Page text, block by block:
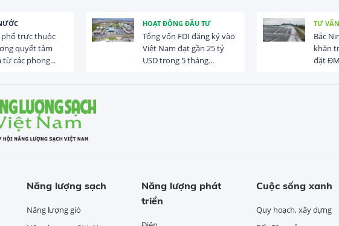
HOẠT ĐỘNG ĐẦU TƯ
Tổng vốn FDI đăng ký vào
Việt Nam đạt gần 25 tỷ
USD trong 5 tháng...
TƯ VẤN - CHỈ DẪN
Bắc Ninh: Tháo gỡ khó
khăn trong triển khai lắp
đặt ĐMTAM trong...
Năng lượng sạch
Năng lượng gió
Năng lượng phát
triển
Cuộc sống xanh
Quy hoạch, xây dựng